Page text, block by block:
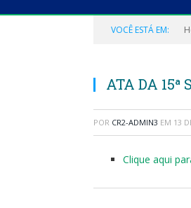
VOCÊ ESTÁ EM:
ATA DA 15ª
POR CR2-ADMIN3 EM 13
Clique aqui